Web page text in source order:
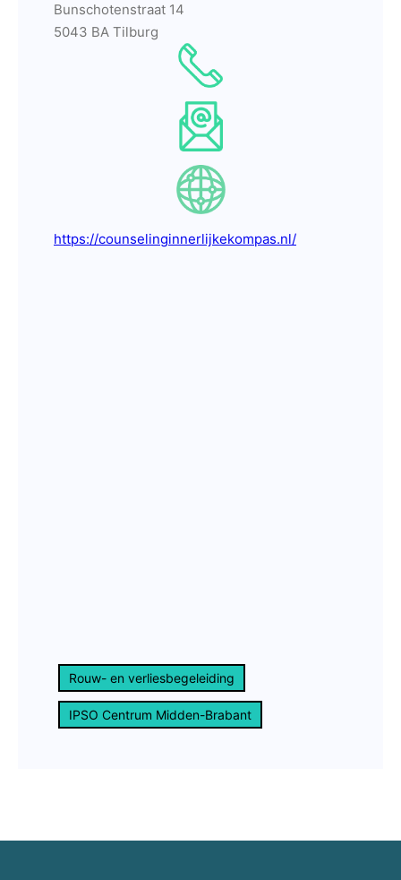
Bunschotenstraat 14
5043 BA Tilburg
https://counselinginnerlijkekompas.nl/
Rouw- en verliesbegeleiding
IPSO Centrum Midden-Brabant